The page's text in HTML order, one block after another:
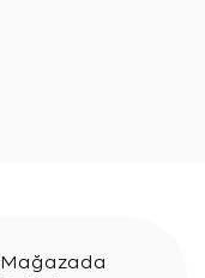
Mağazada